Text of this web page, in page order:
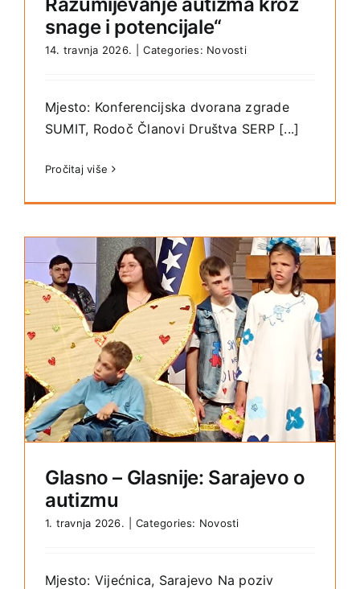
snage i potencijale“
14. travnja 2026. Categories: Novosti
Mjesto: Konferencijska dvorana zgrade
SUMIT, Rodoč Članovi Društva SERP [...]
Pročitaj više
Glasno – Glasnije: Sarajevo o
autizmu
1. travnja 2026. Categories: Novosti
Mjesto: Vijećnica, Sarajevo Na poziv